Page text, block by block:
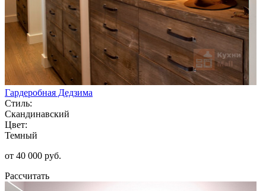
Гардеробная Дедзима
Стиль:
Скандинавский
Цвет:
Темный
от 40 000 руб.
Рассчитать